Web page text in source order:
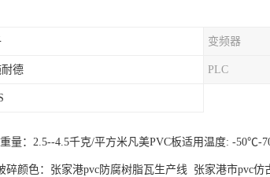
变频器
德 PLC
量：2.5--4.5千克/平方米凡美PVC板适用温度: -
碎颜色：张家港pvc防腐树脂瓦生产线 张家港市pvc仿